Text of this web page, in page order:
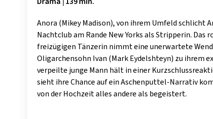
Anora (Mikey Madison), von ihrem Umfeld schlicht
Nachtclub am Rande New Yorks als Stripperin. Das
freizügigen Tänzerin nimmt eine unerwartete
Oligarchensohn Ivan (Mark Eydelshteyn) zu ihrem
verpeilte junge Mann hält in einer
sieht ihre Chance auf ein Aschenputtel-Narrativ
von der Hochzeit alles andere als begeistert.